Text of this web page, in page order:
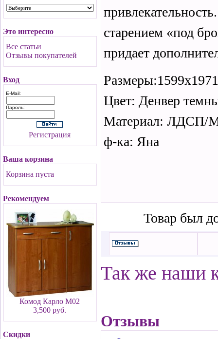
Это интересно
Все статьи
Отзывы покупателей
Вход
E-Mail:
Пароль:
Регистрация
Ваша корзина
Корзина пуста
Рекомендуем
Комод Карло М02
3,500 руб.
Скидки
старением «под
придает
Цвет: Денвер
Материал:
ф-ка: Яна
Товар был
Так же наши
Отзывы